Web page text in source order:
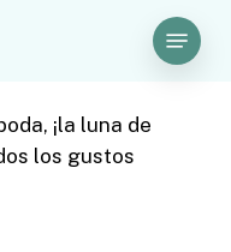
Menu
¡la luna de
los gustos